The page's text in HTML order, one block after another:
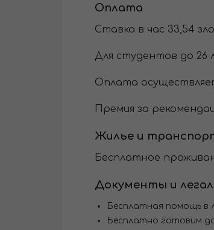
Оплата
Ставка в час 33,54
Для студентов до 26
Оплата
Премия за
Жилье и
Бесплатное
Документы и
Бесплатная помощь в
Бесплатно готовим